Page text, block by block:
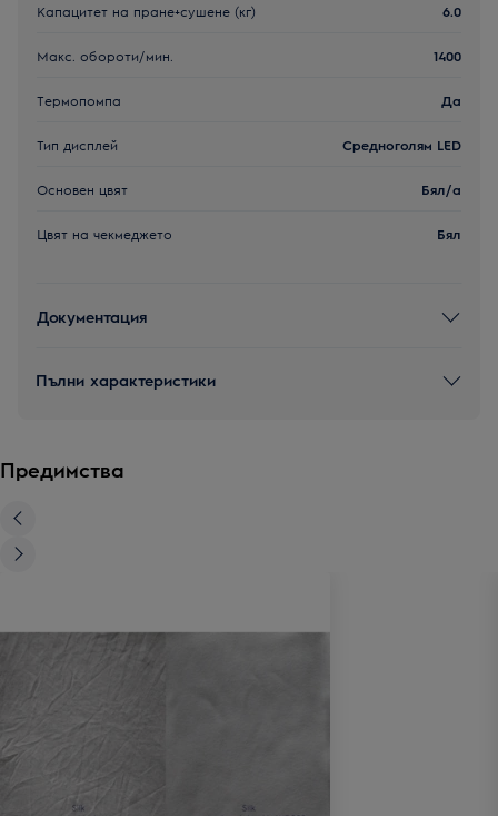
Kапацитет на пране+сушене (кг) 6.0
Макс. обороти/мин. 1400
Термопомпа Да
Тип дисплей Средноголям LED
Основен цвят Бял/a
Цвят на чекмеджето Бял
Документация
Пълни характеристики
Предимства